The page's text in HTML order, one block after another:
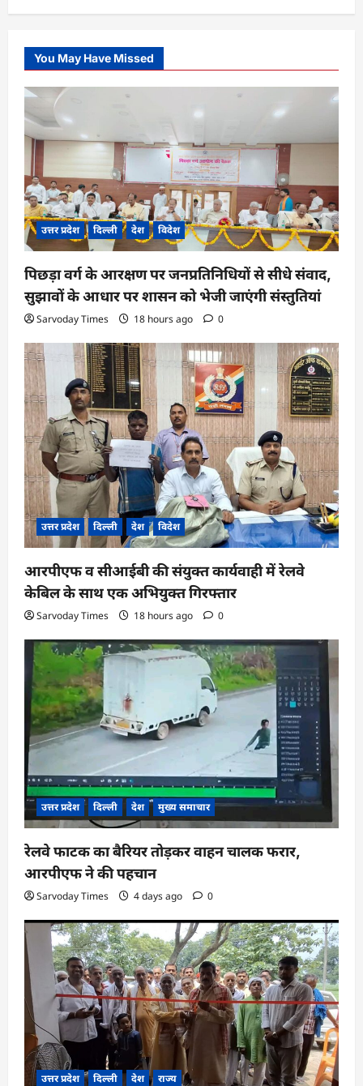
You May Have Missed
उत्तर प्रदेश दिल्ली देश विदेश
पिछड़ा वर्ग के आरक्षण पर जनप्रतिनिधियों से सीधे संवाद,
सुझावों के आधार पर शासन को भेजी जाएंगी संस्तुतियां
Sarvoday Times 18 hours ago 0
उत्तर प्रदेश दिल्ली देश विदेश
आरपीएफ व सीआईबी की संयुक्त कार्यवाही में रेलवे
केबिल के साथ एक अभियुक्त गिरफ्तार
Sarvoday Times 18 hours ago 0
उत्तर प्रदेश दिल्ली देश मुख्य समाचार
रेलवे फाटक का बैरियर तोड़कर वाहन चालक फरार,
आरपीएफ ने की पहचान
Sarvoday Times 4 days ago 0
उत्तर प्रदेश दिल्ली देश राज्य